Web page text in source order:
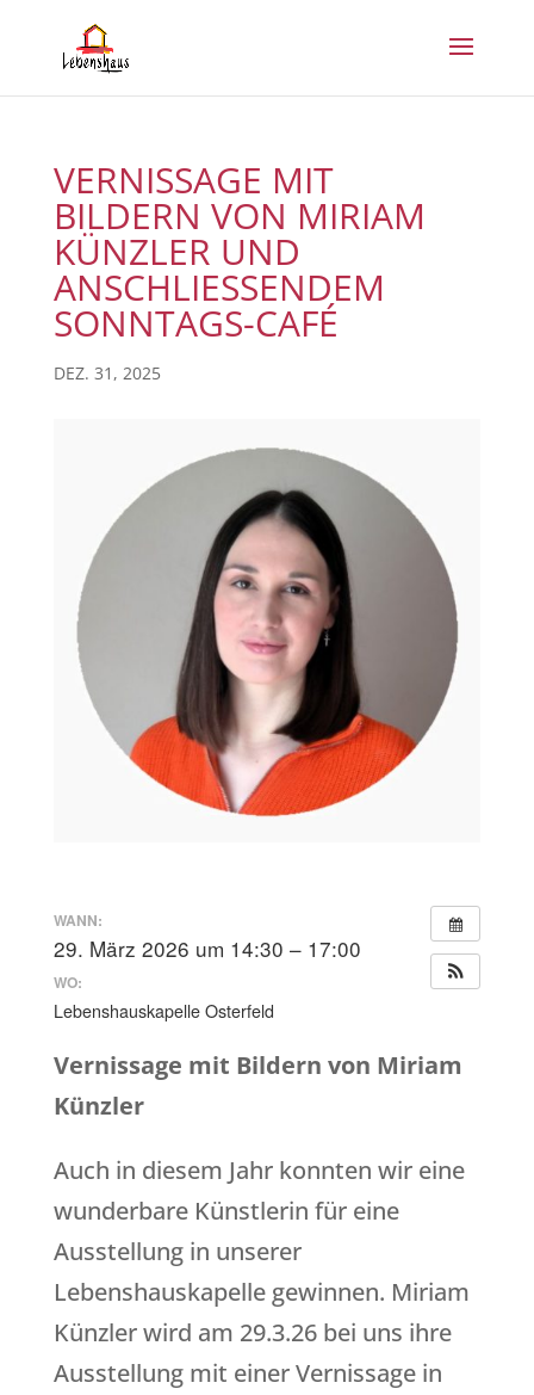
VERNISSAGE MIT
BILDERN VON MIRIAM
KÜNZLER UND
ANSCHLIESSENDEM S
ONNTAGS-CAFÉ
DEZ. 31, 2025
WANN:
29. März 2026 um 14:30 – 17:00
WO:
Lebenshauskapelle Osterfeld
Vernissage mit Bildern von Miriam
Künzler
Auch in diesem Jahr konnten wir eine
wunderbare Künstlerin für eine
Ausstellung in unserer
Lebenshauskapelle gewinnen. Miriam
Künzler wird am 29.3.26 bei uns ihre
Ausstellung mit einer Vernissage in